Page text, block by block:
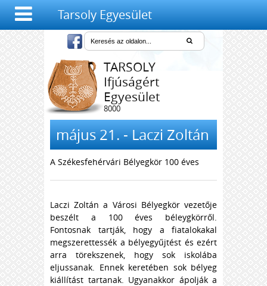
Tarsoly Egyesület
TARSOLY
Ifjúságért
Egyesület
8000
Székesfehérvár,
május 21. - Laczi Zoltán
A Székesfehérvári Bélyegkör 100 éves
Laczi Zoltán a Városi Bélyegkör vezetője
beszélt a 100 éves béleygkörről.
Fontosnak tartják, hogy a fiatalokakal
megszerettessék a bélyegyűjtést és ezért
arra törekszenek, hogy sok iskolába
eljussanak. Ennek keretében sok bélyeg
kiállítást tartanak. Ugyanakkor ápolják a